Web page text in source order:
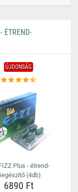
ÉTREND-
ÚJDONSÁG
Plus - étrend-
(4db)
6890 Ft